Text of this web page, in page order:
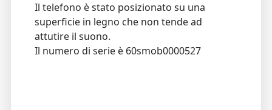
Il telefono è stato posizionato su una
superficie in legno che non tende ad
attutire il suono.
Il numero di serie è 60smob0000527